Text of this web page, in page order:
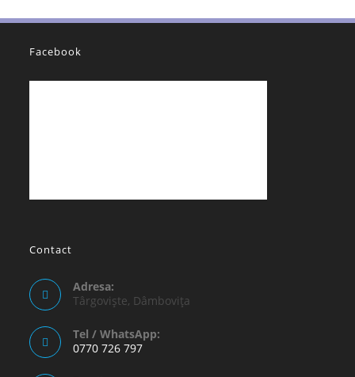
Facebook
Contact
Adresa:
Târgoviște, Dâmbovița
Tel / WhatsApp:
0770 726 797